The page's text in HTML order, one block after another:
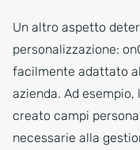
Un altro aspetto
personalizzazione:
facilmente adattato
azienda. Ad esempio,
creato campi
necessarie alla